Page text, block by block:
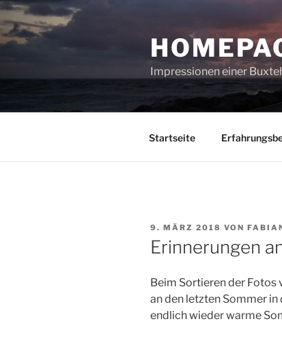
Zum
Inhalt
springen
Impressionen einer
Startseite
VERÖFFENTLICHT
AM
9. MÄRZ 2018 VON
Erinnerungen
Beim Sortieren der Fotos
an den letzten Sommer
endlich wieder warme